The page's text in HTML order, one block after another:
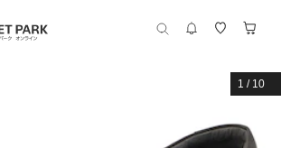
1 / 10